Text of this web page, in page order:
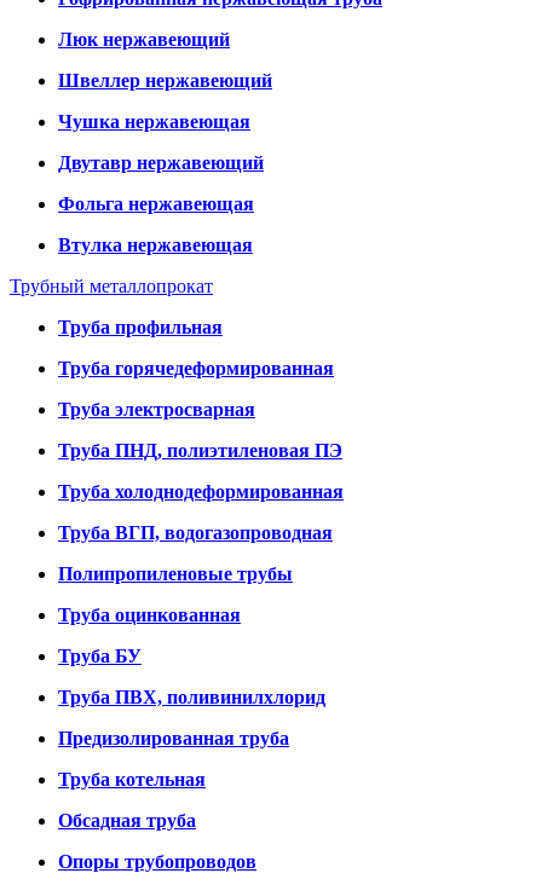
Люк нержавеющий
Швеллер нержавеющий
Чушка нержавеющая
Двутавр нержавеющий
Фольга нержавеющая
Втулка нержавеющая
Трубный металлопрокат
Труба профильная
Труба горячедеформированная
Труба электросварная
Труба ПНД, полиэтиленовая ПЭ
Труба холоднодеформированная
Труба ВГП, водогазопроводная
Полипропиленовые трубы
Труба оцинкованная
Труба БУ
Труба ПВХ, поливинилхлорид
Предизолированная труба
Труба котельная
Обсадная труба
Опоры трубопроводов